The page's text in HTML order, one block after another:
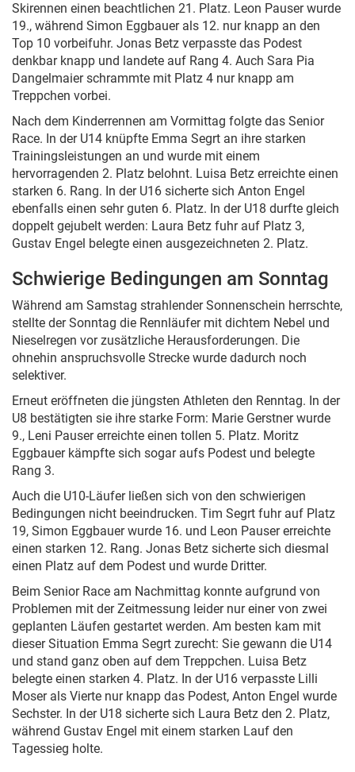
Skirennen einen beachtlichen 21. Platz. Leon Pauser wurde
19., während Simon Eggbauer als 12. nur knapp an den
Top 10 vorbeifuhr. Jonas Betz verpasste das Podest
denkbar knapp und landete auf Rang 4. Auch Sara Pia
Dangelmaier schrammte mit Platz 4 nur knapp am
Treppchen vorbei.
Nach dem Kinderrennen am Vormittag folgte das Senior
Race. In der U14 knüpfte Emma Segrt an ihre starken
Trainingsleistungen an und wurde mit einem
hervorragenden 2. Platz belohnt. Luisa Betz erreichte einen
starken 6. Rang. In der U16 sicherte sich Anton Engel
ebenfalls einen sehr guten 6. Platz. In der U18 durfte gleich
doppelt gejubelt werden: Laura Betz fuhr auf Platz 3,
Gustav Engel belegte einen ausgezeichneten 2. Platz.
Schwierige Bedingungen am Sonntag
Während am Samstag strahlender Sonnenschein herrschte,
stellte der Sonntag die Rennläufer mit dichtem Nebel und
Nieselregen vor zusätzliche Herausforderungen. Die
ohnehin anspruchsvolle Strecke wurde dadurch noch
selektiver.
Erneut eröffneten die jüngsten Athleten den Renntag. In der
U8 bestätigten sie ihre starke Form: Marie Gerstner wurde
9., Leni Pauser erreichte einen tollen 5. Platz. Moritz
Eggbauer kämpfte sich sogar aufs Podest und belegte
Rang 3.
Auch die U10-Läufer ließen sich von den schwierigen
Bedingungen nicht beeindrucken. Tim Segrt fuhr auf Platz
19, Simon Eggbauer wurde 16. und Leon Pauser erreichte
einen starken 12. Rang. Jonas Betz sicherte sich diesmal
einen Platz auf dem Podest und wurde Dritter.
Beim Senior Race am Nachmittag konnte aufgrund von
Problemen mit der Zeitmessung leider nur einer von zwei
geplanten Läufen gestartet werden. Am besten kam mit
dieser Situation Emma Segrt zurecht: Sie gewann die U14
und stand ganz oben auf dem Treppchen. Luisa Betz
belegte einen starken 4. Platz. In der U16 verpasste Lilli
Moser als Vierte nur knapp das Podest, Anton Engel wurde
Sechster. In der U18 sicherte sich Laura Betz den 2. Platz,
während Gustav Engel mit einem starken Lauf den
Tagessieg holte.